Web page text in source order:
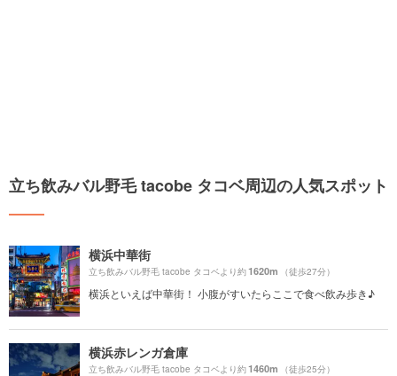
立ち飲みバル野毛 tacobe タコベ周辺の人気スポット
横浜中華街
立ち飲みバル野毛 tacobe タコベより約1620m （徒歩27分）
横浜といえば中華街！ 小腹がすいたらここで食べ飲み歩き♪
横浜赤レンガ倉庫
立ち飲みバル野毛 tacobe タコベより約1460m （徒歩25分）